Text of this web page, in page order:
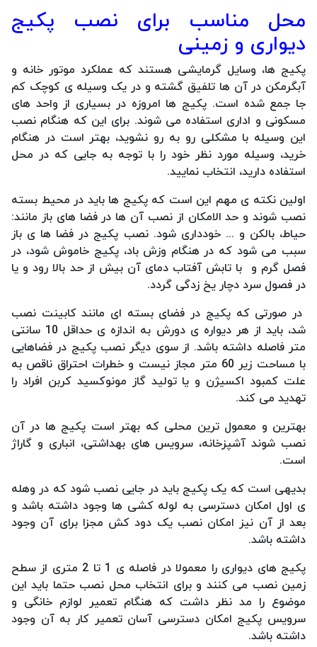
محل مناسب برای نصب پکیج
دیواری و زمینی
پکیج ها، وسایل گرمایشی هستند که عملکرد موتور خانه و
آبگرمکن در آن ها تلفیق گشته و در یک وسیله ی کوچک کم
جا جمع شده است. پکیج ها امروزه در بسیاری از واحد های
مسکونی و اداری استفاده می شوند. برای این که هنگام نصب
این وسیله با مشکلی رو به رو نشوید، بهتر است در هنگام
خرید، وسیله مورد نظر خود را با توجه به جایی که در محل
استفاده دارید، انتخاب نمایید.
اولین نکته ی مهم این است که پکیج ها باید در محیط بسته
نصب شوند و حد الامکان از نصب آن ها در فضا های باز مانند:
حیاط، بالکن و ... خودداری شود. نصب پکیج در فضا ها ی باز
سبب می شود که در هنگام وزش باد، پکیج خاموش شود، در
فصل گرم و با تابش آفتاب دمای آن بیش از حد بالا رود و یا
در فصول سرد دچار یخ زدگی گردد.
در صورتی که پکیج در فضای بسته ای مانند کابینت نصب
شد، باید از هر دیواره ی دورش به اندازه ی حداقل 10 سانتی
متر فاصله داشته باشد. از سوی دیگر نصب پکیج در فضاهایی
با مساحت زیر 60 متر مجاز نیست و خطرات احتراق ناقص به
علت کمبود اکسیژن و یا تولید گاز مونوکسید کربن افراد را
تهدید می کند.
بهترین و معمول ترین محلی که بهتر است پکیج ها در آن
نصب شوند آشپزخانه، سرویس های بهداشتی، انباری و گاراژ
است.
بدیهی است که یک پکیج باید در جایی نصب شود که در وهله
ی اول امکان دسترسی به لوله کشی ها وجود داشته باشد و
بعد از آن نیز امکان نصب یک دود کش مجزا برای آن وجود
داشته باشد.
پکیج های دیواری را معمولا در فاصله ی 1 تا 2 متری از سطح
زمین نصب می کنند و برای انتخاب محل نصب حتما باید این
موضوع را مد نظر داشت که هنگام تعمیر لوازم خانگی و
سرویس پکیج امکان دسترسی آسان تعمیر کار به آن وجود
داشته باشد.